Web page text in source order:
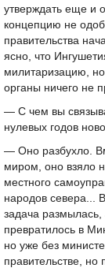
утверждать еще и
концепцию не
правительства
ясно, что
милитаризацию,
органы ничего не
— С чем вы
нулевых годов
— Оно разбухло.
миром, оно взяло
местного
народов севера...
задача
превратилось в
но уже без
правительстве,